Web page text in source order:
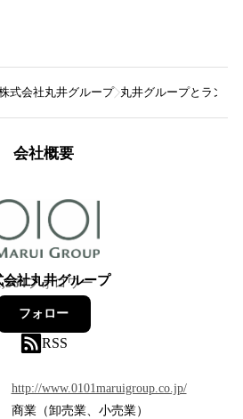
式会社丸井グループ 丸井グループとランサ
会社概要
会社丸井グループ
フォロワー
フォロー
RSS
http://www.0101maruigroup.co.jp/
商業（卸売業、小売業）